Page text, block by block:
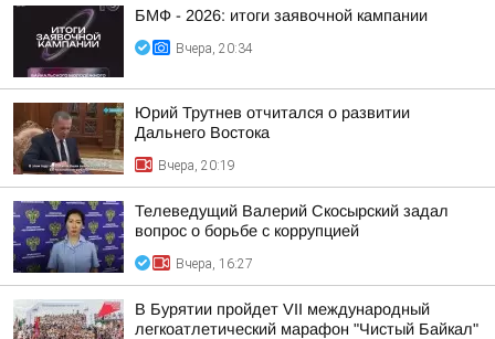
БМФ - 2026: итоги заявочной кампании
Вчера, 20:34
Юрий Трутнев отчитался о развитии
Дальнего Востока
Вчера, 20:19
Телеведущий Валерий Скосырский задал
вопрос о борьбе с коррупцией
Вчера, 16:27
В Бурятии пройдет VII международный
легкоатлетический марафон "Чистый Байкал"